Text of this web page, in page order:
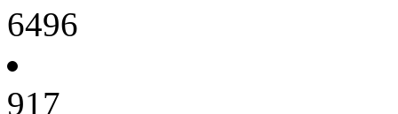
6496
917